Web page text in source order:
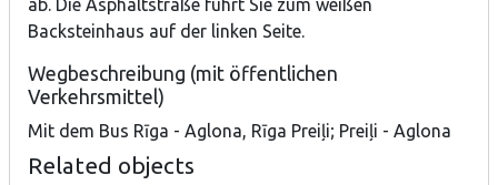
Backsteinhaus auf der linken Seite.
Wegbeschreibung (mit öffentlichen
Verkehrsmittel)
Mit dem Bus Rīga - Aglona, Rīga Preiļi; Preiļi - Aglona
Related objects